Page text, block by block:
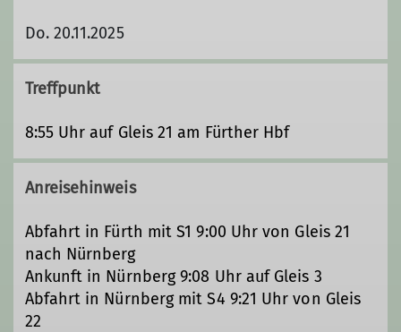
Do. 20.11.2025
Treffpunkt
8:55 Uhr auf Gleis 21 am Fürther Hbf
Anreisehinweis
Abfahrt in Fürth mit S1 9:00 Uhr von Gleis 21
nach Nürnberg
Ankunft in Nürnberg 9:08 Uhr auf Gleis 3
Abfahrt in Nürnberg mit S4 9:21 Uhr von Gleis
22